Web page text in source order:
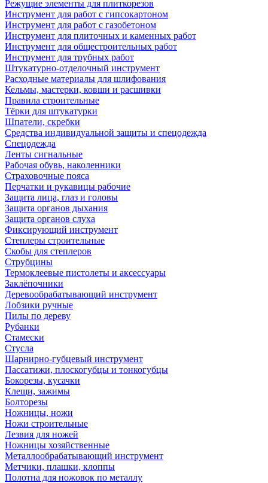
Режущие элементы для плиткорезов
Инструмент для работ с гипсокартоном
Инструмент для работ с газобетоном
Инструмент для плиточных и каменных работ
Инструмент для общестроительных работ
Инструмент для трубных работ
Штукатурно-отделочный инструмент
Расходные материалы для шлифования
Кельмы, мастерки, ковши и расшивки
Правила строительные
Тёрки для штукатурки
Шпатели, скребки
Средства индивидуальной защиты и спецодежда
Спецодежда
Ленты сигнальные
Рабочая обувь, наколенники
Страховочные пояса
Перчатки и рукавицы рабочие
Защита лица, глаз и головы
Защита органов дыхания
Защита органов слуха
Фиксирующий инструмент
Степлеры строительные
Скобы для степлеров
Струбцины
Термоклеевые пистолеты и аксессуары
Заклёпочники
Деревообрабатывающий инструмент
Лобзики ручные
Пилы по дереву
Рубанки
Стамески
Стусла
Шарнирно-губцевый инструмент
Пассатижи, плоскогубцы и тонкогубцы
Бокорезы, кусачки
Клещи, зажимы
Болторезы
Ножницы, ножи
Ножи строительные
Лезвия для ножей
Ножницы хозяйственные
Металлообрабатывающий инструмент
Метчики, плашки, клоппы
Полотна для ножовок по металлу